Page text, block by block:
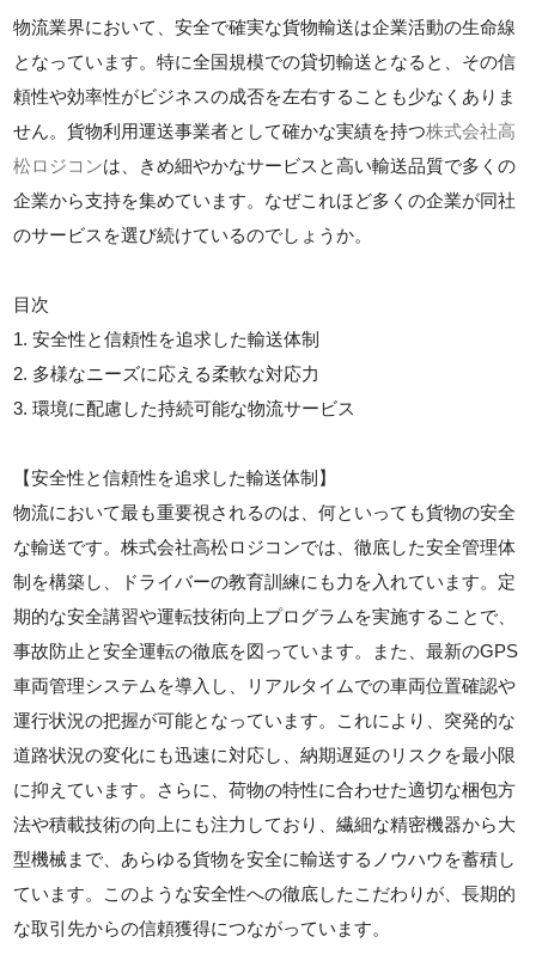
物流業界において、安全で確実な貨物輸送は企業活動の生命線
となっています。特に全国規模での貸切輸送となると、その信
頼性や効率性がビジネスの成否を左右することも少なくありま
せん。貨物利用運送事業者として確かな実績を持つ株式会社高
松ロジコンは、きめ細やかなサービスと高い輸送品質で多くの
企業から支持を集めています。なぜこれほど多くの企業が同社
のサービスを選び続けているのでしょうか。
目次
1. 安全性と信頼性を追求した輸送体制
2. 多様なニーズに応える柔軟な対応力
3. 環境に配慮した持続可能な物流サービス
【安全性と信頼性を追求した輸送体制】
物流において最も重要視されるのは、何といっても貨物の安全
な輸送です。株式会社高松ロジコンでは、徹底した安全管理体
制を構築し、ドライバーの教育訓練にも力を入れています。定
期的な安全講習や運転技術向上プログラムを実施することで、
事故防止と安全運転の徹底を図っています。また、最新のGPS
車両管理システムを導入し、リアルタイムでの車両位置確認や
運行状況の把握が可能となっています。これにより、突発的な
道路状況の変化にも迅速に対応し、納期遅延のリスクを最小限
に抑えています。さらに、荷物の特性に合わせた適切な梱包方
法や積載技術の向上にも注力しており、繊細な精密機器から大
型機械まで、あらゆる貨物を安全に輸送するノウハウを蓄積し
ています。このような安全性への徹底したこだわりが、長期的
な取引先からの信頼獲得につながっています。